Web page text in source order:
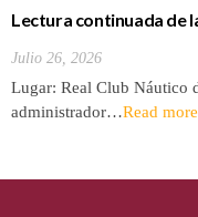
Lectura continuada de
Julio 26, 2026
Lugar: Real Club Náutico
administrador…Read more